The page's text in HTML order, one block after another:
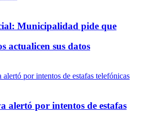
Municipalidad pide que
actualicen sus datos
alertó por intentos de estafas